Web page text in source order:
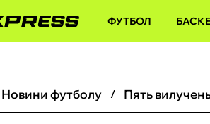
ФУТБОЛ
новини футболу